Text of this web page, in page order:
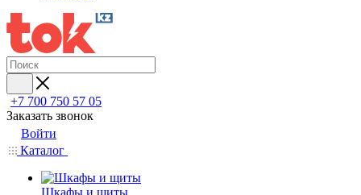
+7 700 750 57 05
Заказать звонок
Войти
Каталог
Шкафы и щиты